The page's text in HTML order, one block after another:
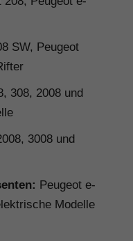
SW, Peugeot
308, 2008 und
3008 und
Peugeot e-
Modelle